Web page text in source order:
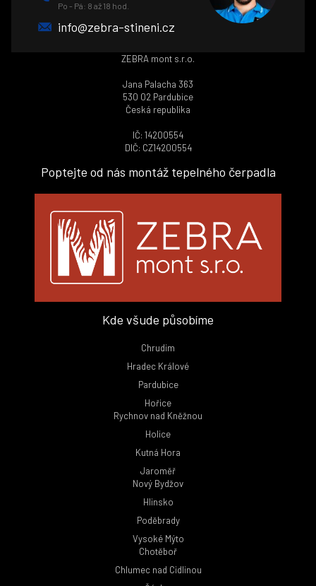
Po - Pá: 8 až 18 hod.
info@zebra-stineni.cz
ZEBRA mont s.r.o.
Jana Palacha 363
530 02 Pardubice
Česká republika
IČ: 14200554
DIČ: CZ14200554
Poptejte od nás montáž tepelného čerpadla
Kde všude působíme
Chrudim
Hradec Králové
Pardubice
Hořice
Rychnov nad Kněžnou
Holice
Kutná Hora
Jaroměř
Nový Bydžov
Hlinsko
Poděbrady
Vysoké Mýto
Chotěboř
Chlumec nad Cidlinou